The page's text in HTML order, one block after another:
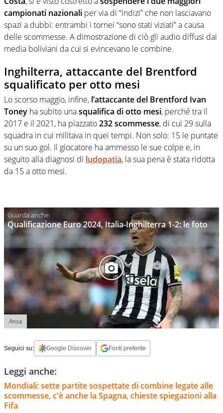
campionati nazionali per via di “indizi” che non lasciavano
spazi a dubbi: entrambi i tornei “sono stati viziati” a causa
delle scommesse. A dimostrazione di ciò gli audio diffusi dai
media boliviani da cui si evincevano le combine.
Inghilterra, attaccante del Brentford
squalificato per otto mesi
Lo scorso maggio, infine, l’attaccante del Brentford Ivan
Toney ha subito unasqualifica di otto mesi, perché tra il
2017 e il 2021, ha piazzato232 scommesse, di cui 29 sulla
squadra in cui militava in quei tempi. Non solo: 15 le puntate
su un suo gol. Il giocatore ha ammesso le sue colpe e, in
seguito alla diagnosi di ludopatia, la sua pena è stata ridotta
da 15 a otto mesi.
Qualificazione Euro 2024, Italia-Inghilterra 1-2: le foto
Ansa
Seguici su: Google Discover Fonti preferite
Leggi anche:
Mondiali: sette partite sospettate di combine legate alle
scommesse, c'è anche la Spagna, chieste spiegazioni alla
Fifa